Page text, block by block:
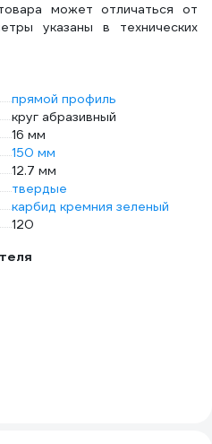
может отличаться от
указаны в технических
прямой профиль
круг абразивный
16 мм
150 мм
12.7 мм
твердые
карбид кремния зеленый
120